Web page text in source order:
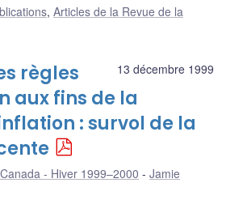
, Articles de la Revue de la
13 décembre 1999
règles
aux fins de la
: survol de la
- Hiver 1999–2000
Jamie